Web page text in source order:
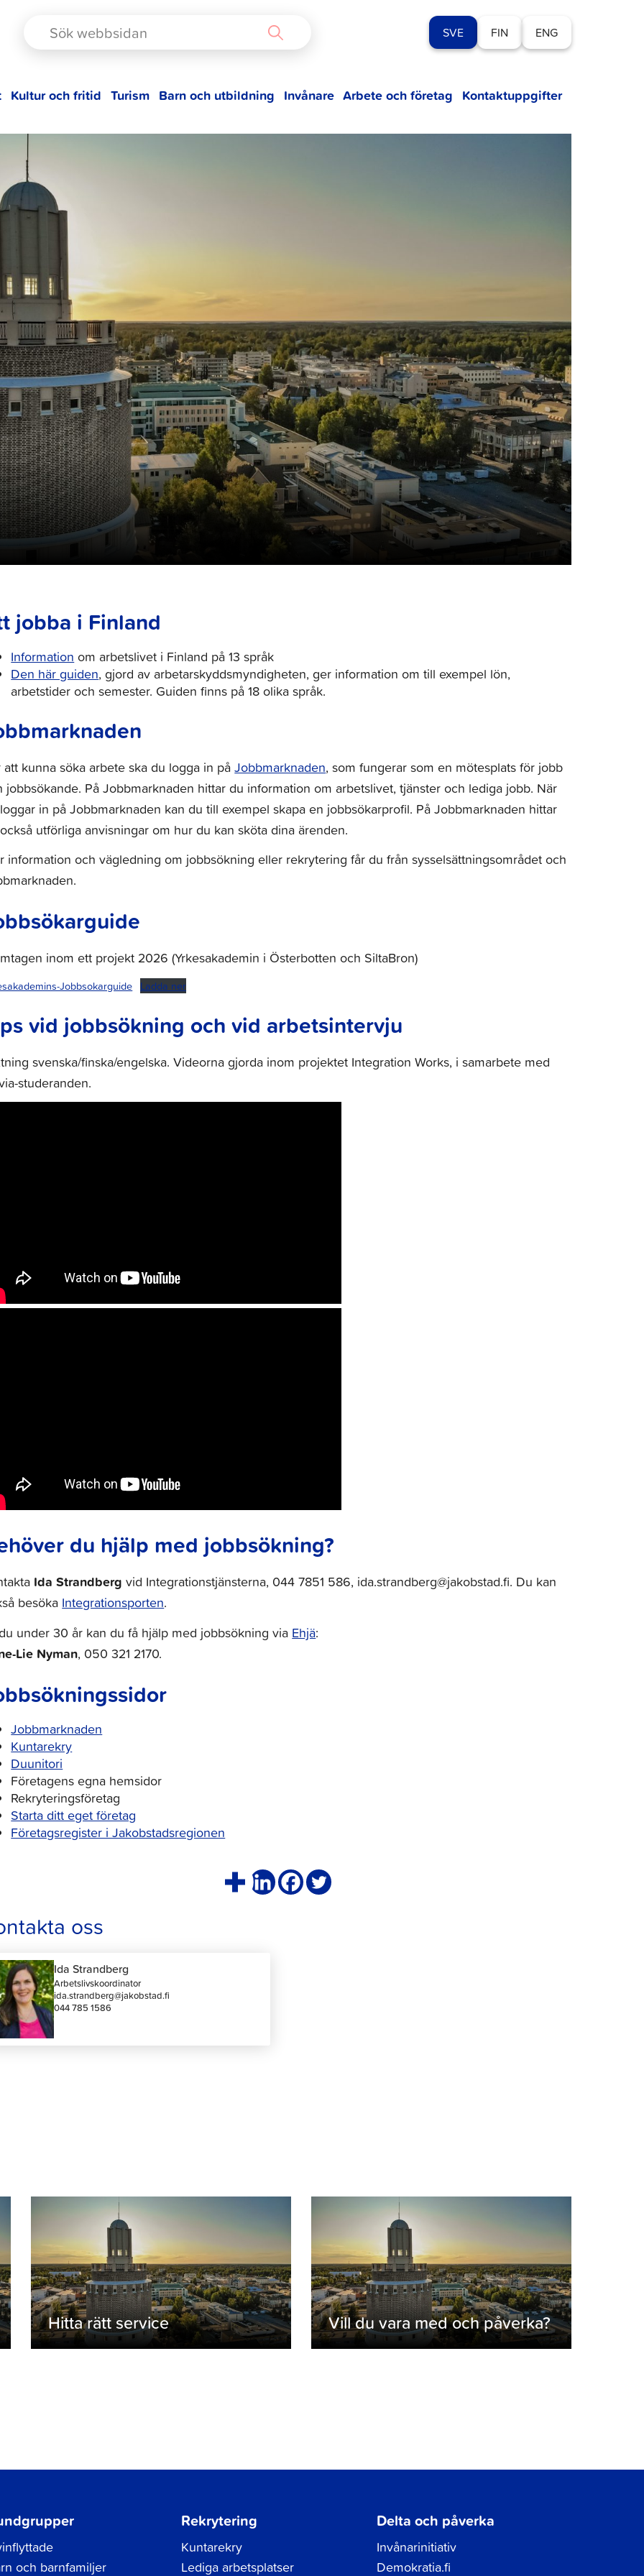
SVE FIN ENG
Kultur och fritid Turism Barn och utbildning Invånare Arbete och företag Kontaktuppgifter
jobba i Finland
Information om arbetslivet i Finland på 13 språk
Den här guiden, gjord av arbetarskyddsmyndigheten, ger information om till exempel lön,
arbetstider och semester. Guiden finns på 18 olika språk.
att kunna söka arbete ska du logga in påJobbmarknaden, som fungerar som en mötesplats för jobb
jobbsökande. På Jobbmarknaden hittar du information om arbetslivet, tjänster och lediga jobb. När
in på Jobbmarknaden kan du till exempel skapa en jobbsökarprofil. På Jobbmarknaden hittar
utförliga anvisningar om hur du kan sköta dina ärenden.
information och vägledning om jobbsökning eller rekrytering får du från sysselsättningsområdet och
inom ett projekt 2026 (Yrkesakademin i Österbotten och SiltaBron)
Jobbsokarguide Ladda ner
vid jobbsökning och vid arbetsintervju
svenska/finska/engelska. Videorna gjorda inom projektet Integration Works, i samarbete med
studeranden.
du hjälp med jobbsökning?
Ida Strandberg vid Integrationstjänsterna, 044 7851 586, ida.strandberg@jakobstad.fi. Du kan
besöka Integrationsporten.
under 30 år kan du få hjälp med jobbsökning via Ehjä:
Lie Nyman, 050 321 2170.
Jobbmarknaden
Kuntarekry
Duunitori
Företagens egna hemsidor
Rekryteringsföretag
Starta ditt eget företag
Företagsregister i Jakobstadsregionen
oss
Ida Strandberg
Arbetslivskoordinator
ida.strandberg@jakobstad.fi
044 785 1586
Hitta rätt service Vill du vara med och påverka?
och barnfamiljer
Rekrytering
Kuntarekry
Lediga arbetsplatser
Delta och påverka
Invånarinitiativ
Demokratia.fi